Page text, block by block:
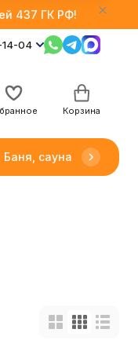
437 ГК РФ!
14-04
Корзина
Баня, сауна